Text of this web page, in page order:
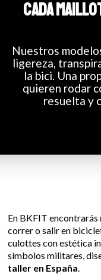
CADA
Nuestros
ligereza,
la bici. Una
quieren rodar
resuelta y
En BKFIT encontrarás
correr o salir en
culottes con estética
símbolos militares,
taller en España